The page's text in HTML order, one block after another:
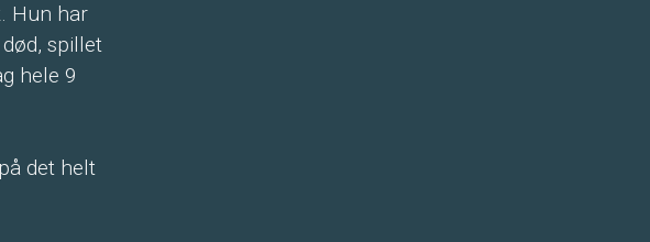
Hun har
spillet
hele 9
det helt